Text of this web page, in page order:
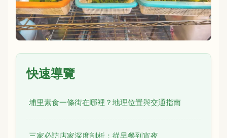
快速導覽
埔里素食一條街在哪裡？地理位置與交通指南
三家必訪店家深度剖析：從早餐到宵夜